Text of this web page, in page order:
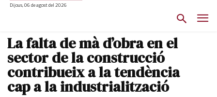
Dijous, 06 de agost del 2026
La falta de mà d’obra en el
sector de la construcció
contribueix a la tendència
cap a la industrialització